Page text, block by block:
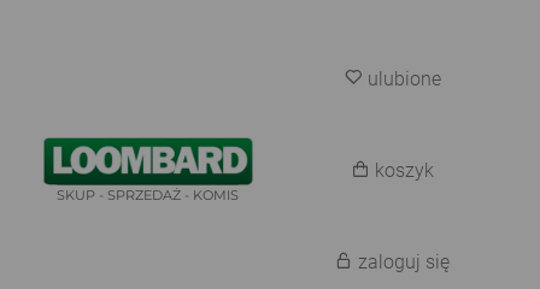
SKUP - SPRZEDAŻ - KOMIS
ulubione
koszyk
zaloguj się